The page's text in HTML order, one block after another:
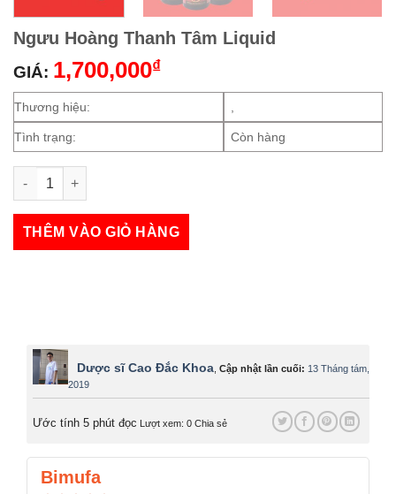
Ngưu Hoàng Thanh Tâm Liquid
GIÁ: 1,700,000₫
Thương hiệu: ,
Tình trạng: Còn hàng
THÊM VÀO GIỎ HÀNG
Dược sĩ Cao Đắc Khoa Cập nhật lần cuối: 13 Tháng tám,
2019
Ước tính 5 phút đọc Lượt xem: 0 Chia sẻ
Bimufa